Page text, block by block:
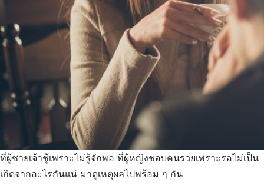
ที่ผู้ชายเจ้าชู้เพราะไม่รู้จักพอ ที่ผู้หญิงชอบคนรวยเพราะรอไม่เป็น
เกิดจากอะไรกันแน่ มาดูเหตุผลไปพร้อม ๆ กัน